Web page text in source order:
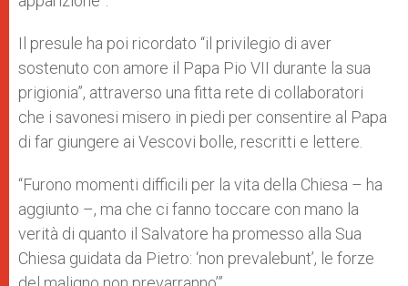
Il presule ha poi ricordato “il privilegio di aver
sostenuto con amore il Papa Pio VII durante la sua
prigionia”, attraverso una fitta rete di collaboratori
che i savonesi misero in piedi per consentire al Papa
di far giungere ai Vescovi bolle, rescritti e lettere.
“Furono momenti difficili per la vita della Chiesa – ha
aggiunto –, ma che ci fanno toccare con mano la
verità di quanto il Salvatore ha promesso alla Sua
Chiesa guidata da Pietro: ‘non prevalebunt’, le forze